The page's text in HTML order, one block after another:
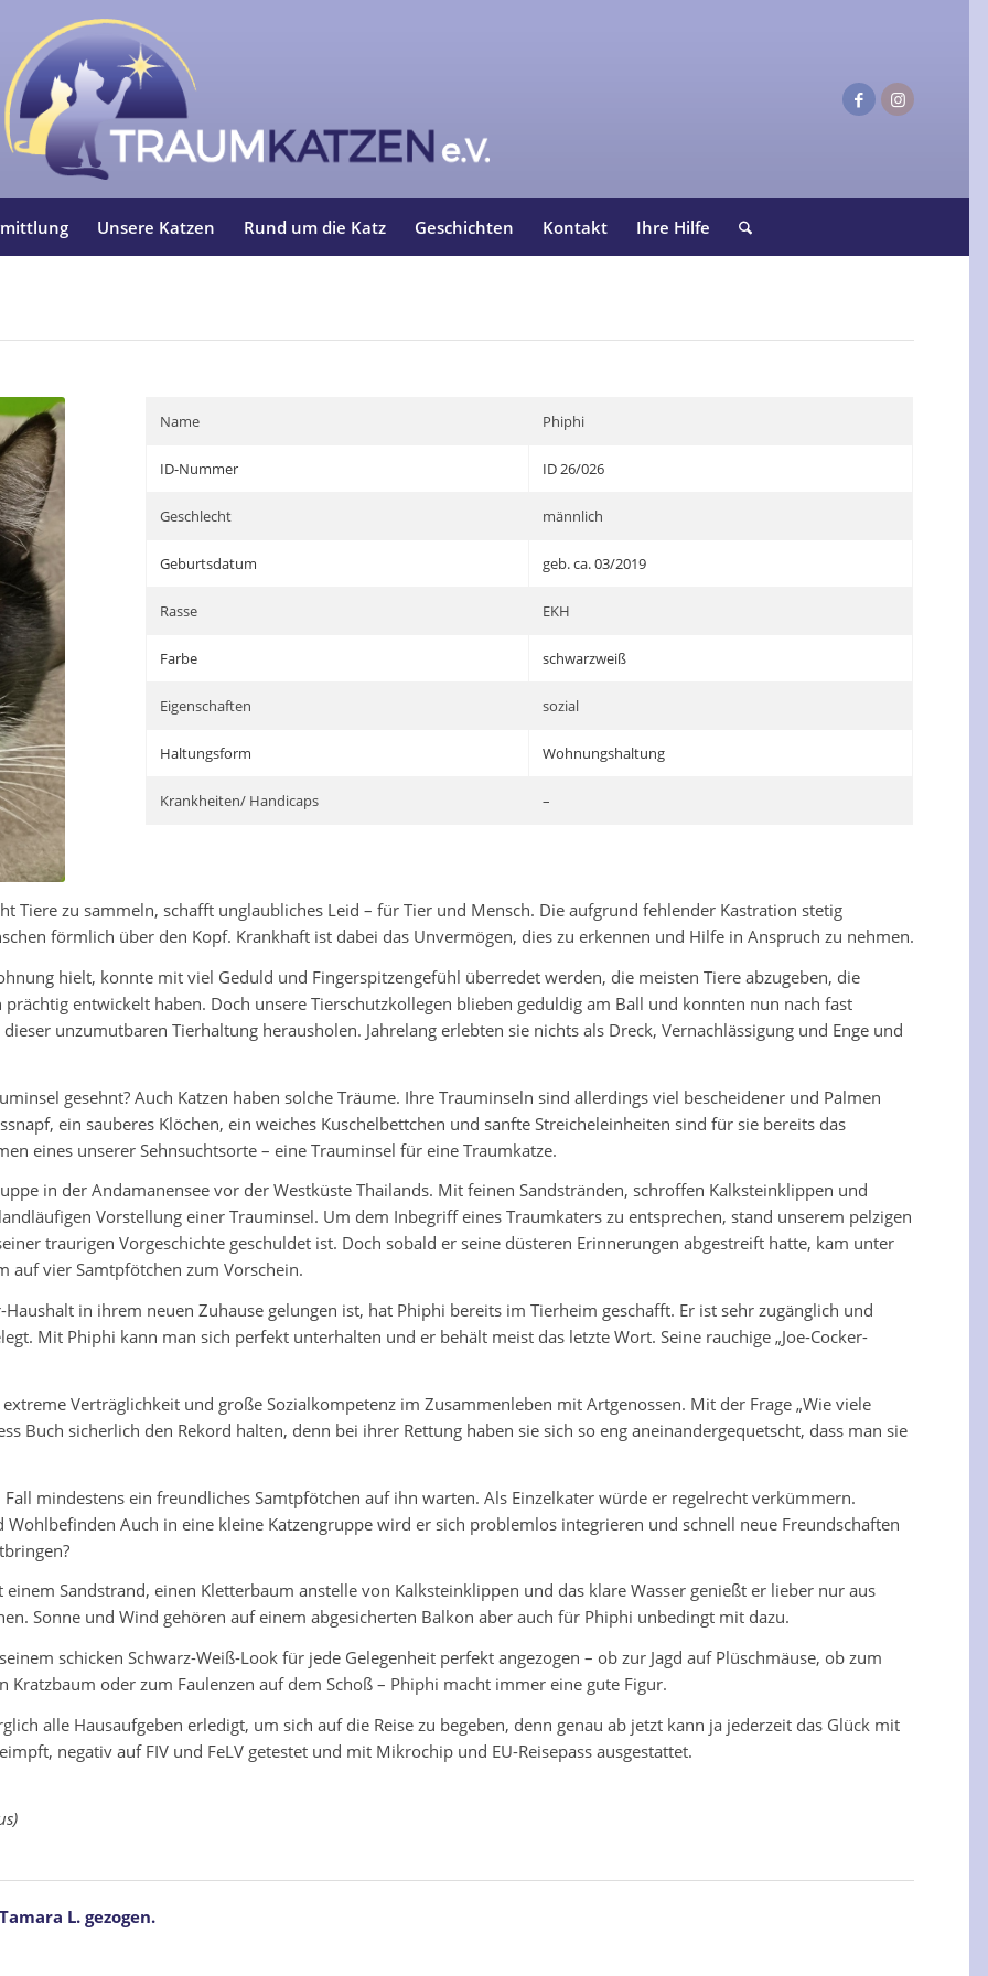
Unsere Katzen Rund um die Katz Geschichten Kontakt Ihre Hilfe
Name Phiphi
ID-Nummer ID 26/026
Geschlecht männlich
Geburtsdatum geb. ca. 03/2019
Rasse EKH
Farbe schwarzweiß
Eigenschaften sozial
Haltungsform Wohnungshaltung
Krankheiten/ Handicaps –
Tiere zu sammeln, schafft unglaubliches Leid – für Tier und Mensch. Die aufgrund fehlender Kastration stetig
förmlich über den Kopf. Krankhaft ist dabei das Unvermögen, dies zu erkennen und Hilfe in Anspruch zu nehmen.
hielt, konnte mit viel Geduld und Fingerspitzengefühl überredet werden, die meisten Tiere abzugeben, die
entwickelt haben. Doch unsere Tierschutzkollegen blieben geduldig am Ball und konnten nun nach fast
unzumutbaren Tierhaltung herausholen. Jahrelang erlebten sie nichts als Dreck, Vernachlässigung und Enge und
gesehnt? Auch Katzen haben solche Träume. Ihre Trauminseln sind allerdings viel bescheidener und Palmen
ein sauberes Klöchen, ein weiches Kuschelbettchen und sanfte Streicheleinheiten sind für sie bereits das
eines unserer Sehnsuchtsorte – eine Trauminsel für eine Traumkatze.
in der Andamanensee vor der Westküste Thailands. Mit feinen Sandstränden, schroffen Kalksteinklippen und
Vorstellung einer Trauminsel. Um dem Inbegriff eines Traumkaters zu entsprechen, stand unserem pelzigen
traurigen Vorgeschichte geschuldet ist. Doch sobald er seine düsteren Erinnerungen abgestreift hatte, kam unter
auf vier Samtpfötchen zum Vorschein.
in ihrem neuen Zuhause gelungen ist, hat Phiphi bereits im Tierheim geschafft. Er ist sehr zugänglich und
Mit Phiphi kann man sich perfekt unterhalten und er behält meist das letzte Wort. Seine rauchige „Joe-Cocker-
Verträglichkeit und große Sozialkompetenz im Zusammenleben mit Artgenossen. Mit der Frage „Wie viele
Buch sicherlich den Rekord halten, denn bei ihrer Rettung haben sie sich so eng aneinandergequetscht, dass man sie
mindestens ein freundliches Samtpfötchen auf ihn warten. Als Einzelkater würde er regelrecht verkümmern.
Auch in eine kleine Katzengruppe wird er sich problemlos integrieren und schnell neue Freundschaften
Sandstrand, einen Kletterbaum anstelle von Kalksteinklippen und das klare Wasser genießt er lieber nur aus
Sonne und Wind gehören auf einem abgesicherten Balkon aber auch für Phiphi unbedingt mit dazu.
schicken Schwarz-Weiß-Look für jede Gelegenheit perfekt angezogen – ob zur Jagd auf Plüschmäuse, ob zum
Kratzbaum oder zum Faulenzen auf dem Schoß – Phiphi macht immer eine gute Figur.
alle Hausaufgeben erledigt, um sich auf die Reise zu begeben, denn genau ab jetzt kann ja jederzeit das Glück mit
negativ auf FIV und FeLV getestet und mit Mikrochip und EU-Reisepass ausgestattet.
L. gezogen.